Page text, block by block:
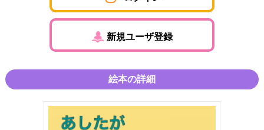
新規ユーザ登録
絵本の詳細